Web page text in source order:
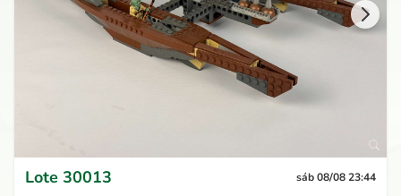
Lote 30013 sáb 08/08 23:44